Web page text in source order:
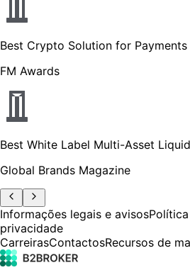
Best Crypto Solution for Payments
FM Awards
Best White Label Multi-Asset
Global Brands Magazine
Informações legais e avisos
privacidade
CarreirasContactosRecursos de